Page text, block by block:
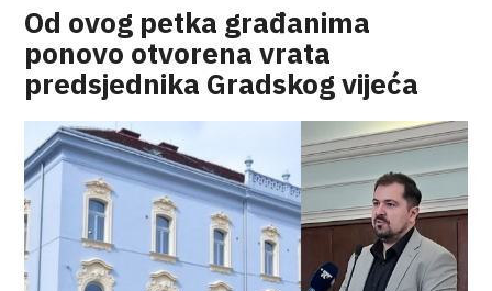
Od ovog petka građanima
ponovo otvorena vrata
predsjednika Gradskog vijeća